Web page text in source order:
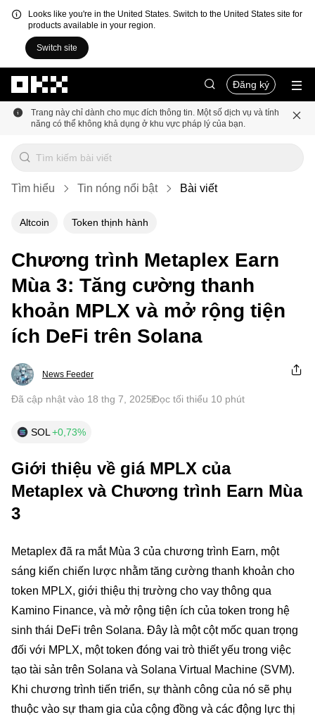
Looks like you're in the United States. Switch to the United States site for
products available in your region.
Switch site
Đăng ký
Trang này chỉ dành cho mục đích thông tin. Một số dịch vụ và tính
năng có thể không khả dụng ở khu vực pháp lý của bạn.
Tìm hiểu Tin nóng nổi bật Bài viết
Altcoin Token thịnh hành
Chương trình Metaplex Earn
Mùa 3: Tăng cường thanh
khoản MPLX và mở rộng tiện
ích DeFi trên Solana
News Feeder
Đã cập nhật vào 18 thg 7, 2025Đọc tối thiểu 10 phút
SOL +0,73%
Giới thiệu về giá MPLX của
Metaplex và Chương trình Earn Mùa
3
Metaplex đã ra mắt Mùa 3 của chương trình Earn, một
sáng kiến chiến lược nhằm tăng cường thanh khoản cho
token MPLX, giới thiệu thị trường cho vay thông qua
Kamino Finance, và mở rộng tiện ích của token trong hệ
sinh thái DeFi trên Solana. Đây là một cột mốc quan trọng
đối với MPLX, một token đóng vai trò thiết yếu trong việc
tạo tài sản trên Solana và Solana Virtual Machine (SVM).
Khi chương trình tiến triển, sự thành công của nó sẽ phụ
thuộc vào sự tham gia của cộng đồng và các động lực thị